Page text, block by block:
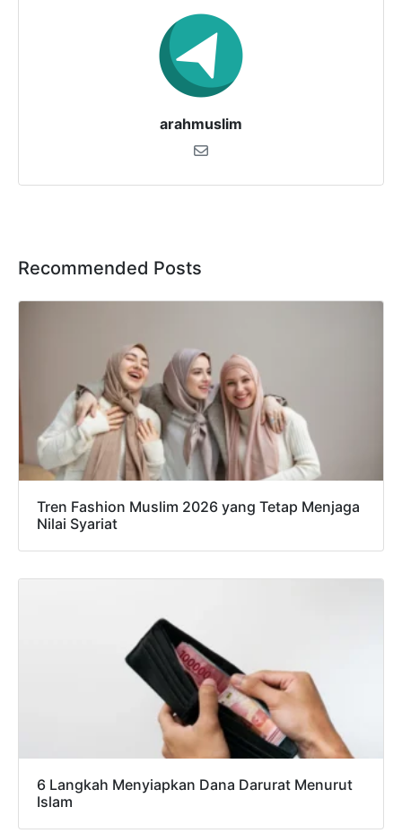
arahmuslim
Recommended Posts
Tren Fashion Muslim 2026 yang Tetap Menjaga
Nilai Syariat
6 Langkah Menyiapkan Dana Darurat Menurut
Islam